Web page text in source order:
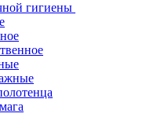
гигиены